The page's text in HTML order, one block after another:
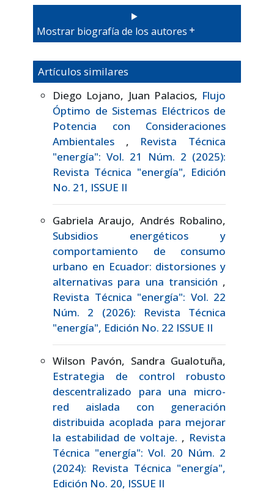
Mostrar biografía de los autores
Artículos similares
Diego Lojano, Juan Palacios, Flujo
Óptimo de Sistemas Eléctricos de
Potencia con Consideraciones
Ambientales , Revista Técnica
"energía": Vol. 21 Núm. 2 (2025):
Revista Técnica "energía", Edición
No. 21, ISSUE II
Gabriela Araujo, Andrés Robalino,
Subsidios energéticos y
comportamiento de consumo
urbano en Ecuador: distorsiones y
alternativas para una transición ,
Revista Técnica "energía": Vol. 22
Núm. 2 (2026): Revista Técnica
"energía", Edición No. 22 ISSUE II
Wilson Pavón, Sandra Gualotuña,
Estrategia de control robusto
descentralizado para una micro-
red aislada con generación
distribuida acoplada para mejorar
la estabilidad de voltaje. , Revista
Técnica "energía": Vol. 20 Núm. 2
(2024): Revista Técnica "energía",
Edición No. 20, ISSUE II